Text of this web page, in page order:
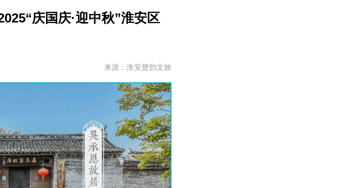
庆国庆·迎中秋”淮安区
来源：淮安楚韵文旅